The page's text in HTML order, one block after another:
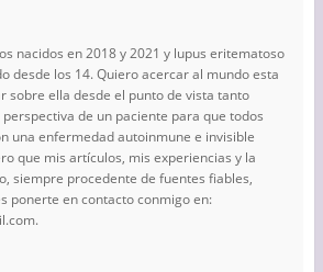
nacidos en 2018 y 2021 y lupus eritematoso
desde los 14. Quiero acercar al mundo esta
sobre ella desde el punto de vista tanto
de un paciente para que todos
una enfermedad autoinmune e invisible
que mis artículos, mis experiencias y la
siempre procedente de fuentes fiables,
ponerte en contacto conmigo en: